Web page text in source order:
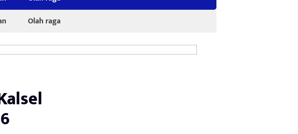
Olah raga